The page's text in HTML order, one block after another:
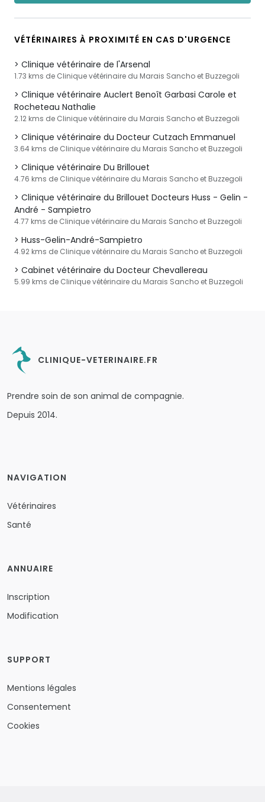
VÉTÉRINAIRES À PROXIMITÉ EN CAS D'URGENCE
Clinique vétérinaire de l'Arsenal
1.73 kms de Clinique vétérinaire du Marais Sancho et Buzzegoli
Clinique vétérinaire Auclert Benoît Garbasi Carole et
Rocheteau Nathalie
2.12 kms de Clinique vétérinaire du Marais Sancho et Buzzegoli
Clinique vétérinaire du Docteur Cutzach Emmanuel
3.64 kms de Clinique vétérinaire du Marais Sancho et Buzzegoli
Clinique vétérinaire Du Brillouet
4.76 kms de Clinique vétérinaire du Marais Sancho et Buzzegoli
Clinique vétérinaire du Brillouet Docteurs Huss - Gelin -
André - Sampietro
4.77 kms de Clinique vétérinaire du Marais Sancho et Buzzegoli
Huss-Gelin-André-Sampietro
4.92 kms de Clinique vétérinaire du Marais Sancho et Buzzegoli
Cabinet vétérinaire du Docteur Chevallereau
5.99 kms de Clinique vétérinaire du Marais Sancho et Buzzegoli
CLINIQUE-VETERINAIRE.FR
Prendre soin de son animal de compagnie.
Depuis 2014.
NAVIGATION
Vétérinaires
Santé
ANNUAIRE
Inscription
Modification
SUPPORT
Mentions légales
Consentement
Cookies